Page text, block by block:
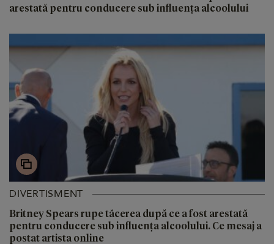
arestată pentru conducere sub influența alcoolului
DIVERTISMENT
Britney Spears rupe tăcerea după ce a fost arestată
pentru conducere sub influența alcoolului. Ce mesaj a
postat artista online